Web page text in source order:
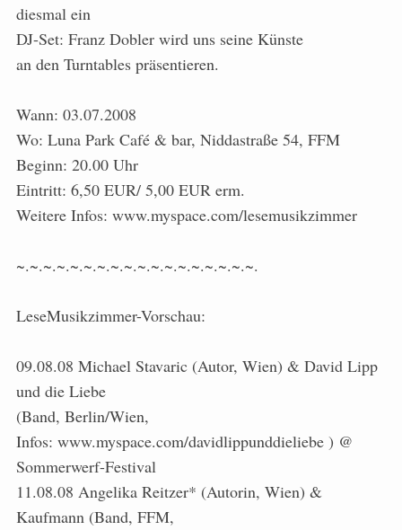
diesmal ein
DJ-Set: Franz Dobler wird uns seine Künste
an den Turntables präsentieren.
Wann: 03.07.2008
Wo: Luna Park Café & bar, Niddastraße 54, FFM
Beginn: 20.00 Uhr
Eintritt: 6,50 EUR/ 5,00 EUR erm.
Weitere Infos: www.myspace.com/lesemusikzimmer
~.~.~.~.~.~.~.~.~.~.~.~.~.~.~.~.~.~.
LeseMusikzimmer-Vorschau:
09.08.08 Michael Stavaric (Autor, Wien) & David Lipp
und die Liebe
(Band, Berlin/Wien,
Infos: www.myspace.com/davidlippunddieliebe ) @
Sommerwerf-Festival
11.08.08 Angelika Reitzer* (Autorin, Wien) &
Kaufmann (Band, FFM,